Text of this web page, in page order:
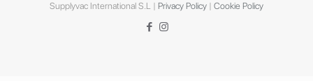
Supplyvac International S.L | Privacy Policy | Cookie Policy